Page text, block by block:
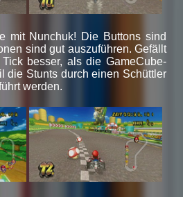
mit Nunchuk! Die Buttons sind
sind gut auszuführen. Gefällt
besser, als die GameCube-
die Stunts durch einen Schüttler
werden.